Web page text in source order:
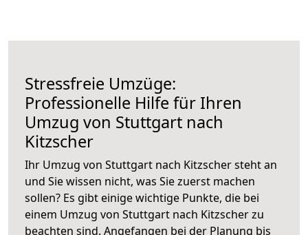
Stressfreie Umzüge:
Professionelle Hilfe für Ihren
Umzug von Stuttgart nach
Kitzscher
Ihr Umzug von Stuttgart nach Kitzscher steht an
und Sie wissen nicht, was Sie zuerst machen
sollen? Es gibt einige wichtige Punkte, die bei
einem Umzug von Stuttgart nach Kitzscher zu
beachten sind. Angefangen bei der Planung bis